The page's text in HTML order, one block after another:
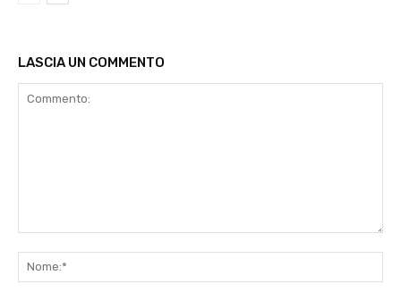
LASCIA UN COMMENTO